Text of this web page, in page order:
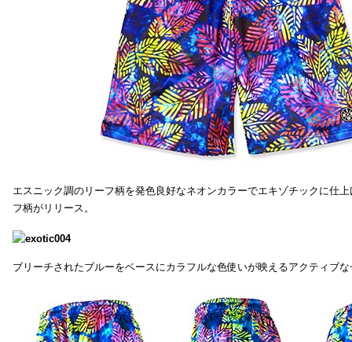
エスニック調のリーフ柄を発色良好なネオンカラーでエキゾチックに仕
フ柄がリリース。
ブリーチされたブルーをベースにカラフルな色使いが映えるアクティブ